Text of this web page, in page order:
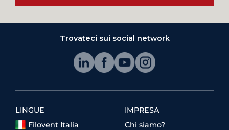
Trovateci sui social network
LINGUE
Filovent Italia
IMPRESA
Chi siamo?